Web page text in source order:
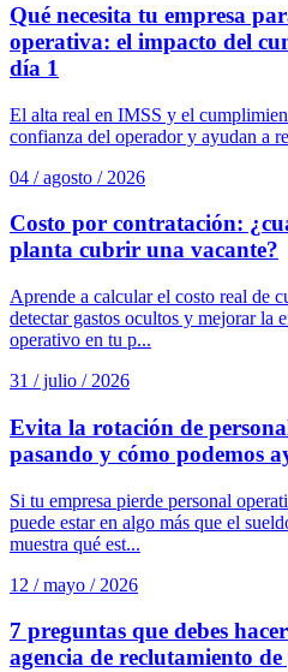
Qué necesita tu empresa
operativa: el impacto del
día 1
El alta real en IMSS y el
confianza del operador y ayudan a
04 / agosto / 2026
Costo por contratación:
planta cubrir una vacante?
Aprende a calcular el costo real de
detectar gastos ocultos y mejorar la
operativo en tu p...
31 / julio / 2026
Evita la rotación de
pasando y cómo podemos
Si tu empresa pierde personal
puede estar en algo más que el
muestra qué est...
12 / mayo / 2026
7 preguntas que debes
agencia de reclutamiento